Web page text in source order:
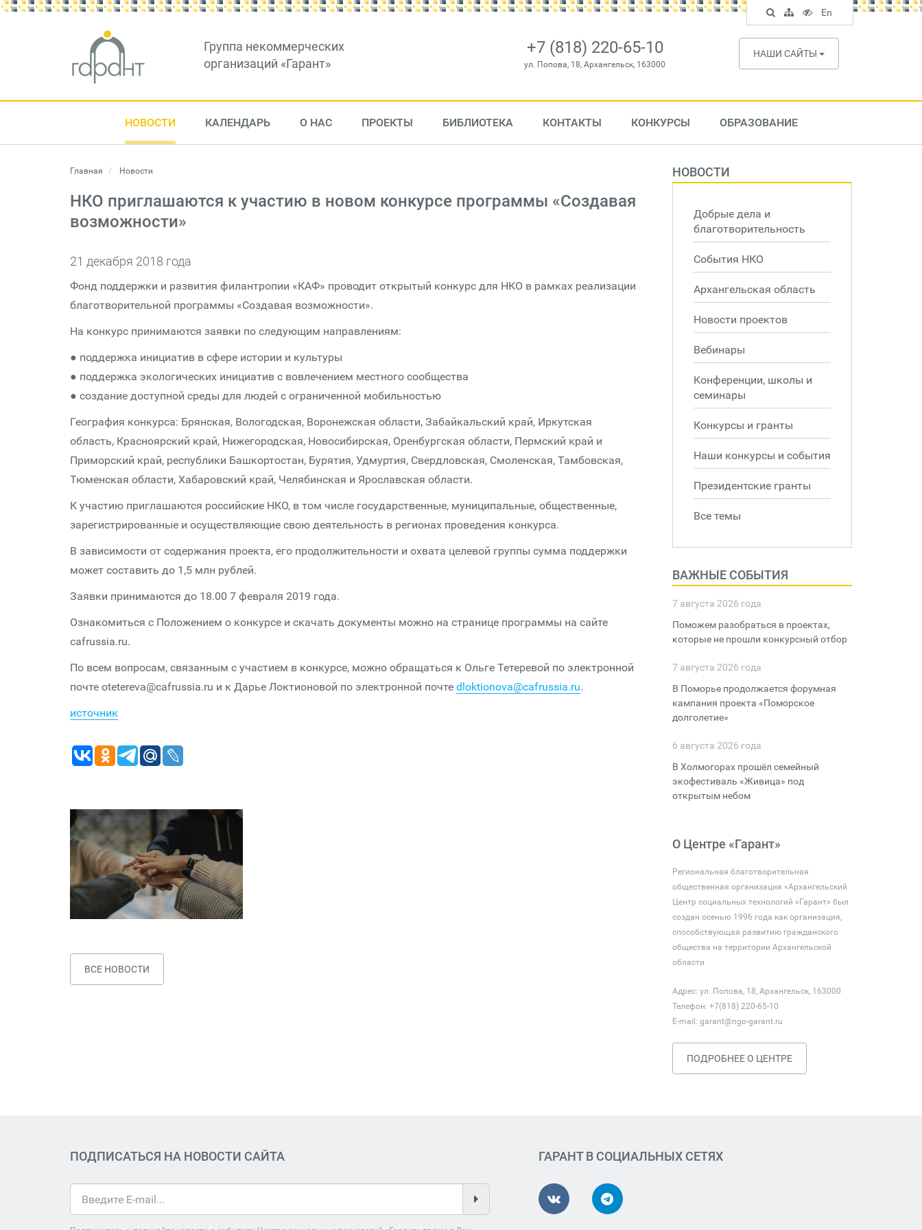
Группа некоммерческих
организаций «Гарант»
+7 (818) 220-65-10
ул. Попова, 18, Архангельск, 163000
НАШИ САЙТЫ
НОВОСТИ КАЛЕНДАРЬ О НАС ПРОЕКТЫ БИБЛИОТЕКА КОНТАКТЫ КОНКУРСЫ ОБРАЗОВАНИЕ
Главная Новости
НКО приглашаются к участию в новом конкурсе программы «Создавая
возможности»
21 декабря 2018 года
Фонд поддержки и развития филантропии «КАФ» проводит открытый конкурс для НКО в рамках реализации
благотворительной программы «Создавая возможности».
На конкурс принимаются заявки по следующим направлениям:
● поддержка инициатив в сфере истории и культуры
● поддержка экологических инициатив с вовлечением местного сообщества
● создание доступной среды для людей с ограниченной мобильностью
География конкурса: Брянская, Вологодская, Воронежская области, Забайкальский край, Иркутская
область, Красноярский край, Нижегородская, Новосибирская, Оренбургская области, Пермский край и
Приморский край, республики Башкортостан, Бурятия, Удмуртия, Свердловская, Смоленская, Тамбовская,
Тюменская области, Хабаровский край, Челябинская и Ярославская области.
К участию приглашаются российские НКО, в том числе государственные, муниципальные, общественные,
зарегистрированные и осуществляющие свою деятельность в регионах проведения конкурса.
В зависимости от содержания проекта, его продолжительности и охвата целевой группы сумма поддержки
может составить до 1,5 млн рублей.
Заявки принимаются до 18.00 7 февраля 2019 года.
Ознакомиться с Положением о конкурсе и скачать документы можно на странице программы на сайте
cafrussia.ru.
По всем вопросам, связанным с участием в конкурсе, можно обращаться к Ольге Тетеревой по электронной
почте otetereva@cafrussia.ru и к Дарье Локтионовой по электронной почте dloktionova@cafrussia.ru.
источник
ВСЕ НОВОСТИ
НОВОСТИ
Добрые дела и
благотворительность
События НКО
Архангельская область
Новости проектов
Вебинары
Конференции, школы и
семинары
Конкурсы и гранты
Наши конкурсы и события
Президентские гранты
Все темы
ВАЖНЫЕ СОБЫТИЯ
7 августа 2026 года
Поможем разобраться в проектах,
которые не прошли конкурсный отбор
7 августа 2026 года
В Поморье продолжается форумная
кампания проекта «Поморское
долголетие»
6 августа 2026 года
В Холмогорах прошёл семейный
экофестиваль «Живица» под
открытым небом
О Центре «Гарант»
Региональная благотворительная
общественная организация «Архангельский
Центр социальных технологий «Гарант» был
создан осенью 1996 года как организация,
способствующая развитию гражданского
общества на территории Архангельской
области
Адрес: ул. Попова, 18, Архангельск, 163000
Телефон: +7(818) 220-65-10
E-mail: garant@ngo-garant.ru
ПОДРОБНЕЕ О ЦЕНТРЕ
ПОДПИСАТЬСЯ НА НОВОСТИ САЙТА ГАРАНТ В СОЦИАЛЬНЫХ СЕТЯХ
Поиск
по
сайту
Карта
сайта
Версия
для
слабовидящих
En
English